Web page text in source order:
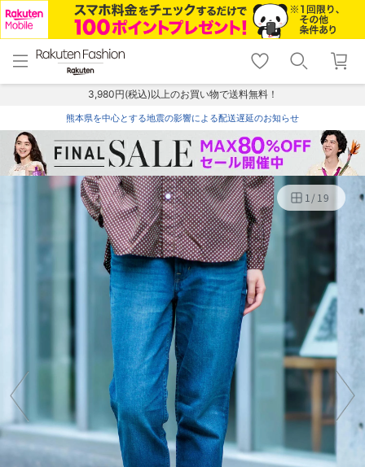
menu home
トップ
shopping_cart lock_outline
ログイン
3,980円(税込)以上のお買い物で送料無料！
熊本県を中心とする地震の影響による配送遅延のお知らせ
1/19